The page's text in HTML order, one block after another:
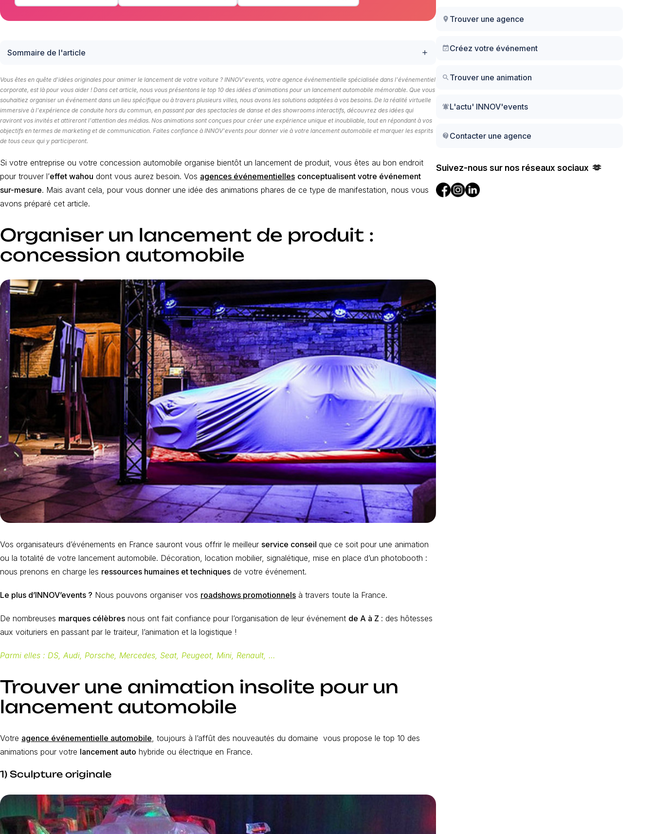
Sommaire de l'article add
Vous êtes en quête d'idées originales pour animer le lancement de votre voiture ? INNOV'events, votre agence événementielle spécialisée dans l'événementiel
corporate, est là pour vous aider ! Dans cet article, nous vous présentons le top 10 des idées d'animations pour un lancement automobile mémorable. Que vous
souhaitiez organiser un événement dans un lieu spécifique ou à travers plusieurs villes, nous avons les solutions adaptées à vos besoins. De la réalité virtuelle
immersive à l'expérience de conduite hors du commun, en passant par des spectacles de danse et des showrooms interactifs, découvrez des idées qui
raviront vos invités et attireront l'attention des médias. Nos animations sont conçues pour créer une expérience unique et inoubliable, tout en répondant à vos
objectifs en termes de marketing et de communication. Faites confiance à INNOV'events pour donner vie à votre lancement automobile et marquer les esprits
de tous ceux qui y participeront.
Si votre entreprise ou votre concession automobile organise bientôt un lancement de produit, vous êtes au bon endroit
pour trouver l’effet wahou dont vous aurez besoin. Vos agences événementielles conceptualisent votre événement
sur-mesure. Mais avant cela, pour vous donner une idée des animations phares de ce type de manifestation, nous vous
avons préparé cet article.
Organiser un lancement de produit :
concession automobile
Vos organisateurs d’événements en France sauront vous offrir le meilleur service conseil que ce soit pour une animation
ou la totalité de votre lancement automobile. Décoration, location mobilier, signalétique, mise en place d’un photobooth :
nous prenons en charge les ressources humaines et techniques de votre événement.
Le plus d’INNOV’events ? Nous pouvons organiser vos roadshows promotionnels à travers toute la France.
De nombreuses marques célèbres nous ont fait confiance pour l’organisation de leur événement de A à Z : des hôtesses
aux voituriers en passant par le traiteur, l’animation et la logistique !
Parmi elles : DS, Audi, Porsche, Mercedes, Seat, Peugeot, Mini, Renault, …
Trouver une animation insolite pour un
lancement automobile
Votre agence événementielle automobile , toujours à l’affût des nouveautés du domaine vous propose le top 10 des
animations pour votre lancement auto hybride ou électrique en France.
1) Sculpture originale
location_on Trouver une agence
event_availableCréez votre événement
search Trouver une animation
notifications_activeL'actu' INNOV'events
contact_supportContacter une agence
Suivez-nous sur nos réseaux sociaux 🫶